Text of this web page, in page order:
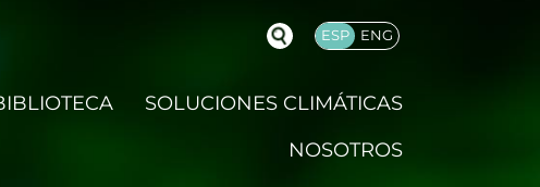
ESP ENG
SOLUCIONES CLIMÁTICAS
NOSOTROS